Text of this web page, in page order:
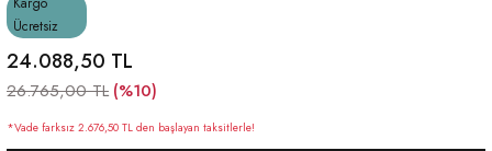
Ücretsiz
24.088,50 TL
26.765,00 TL (%10)
*Vade farksız 2.676,50 TL den başlayan taksitlerle!